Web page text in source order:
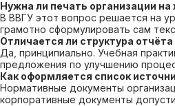
Нужна ли печать организации
В ВВГУ этот вопрос решается на
грамотно сформулировать сам
Отличается ли структура
Да, принципиально. Учебная
предложения по улучшению
Как оформляется список
Нормативные документы
корпоративные документы